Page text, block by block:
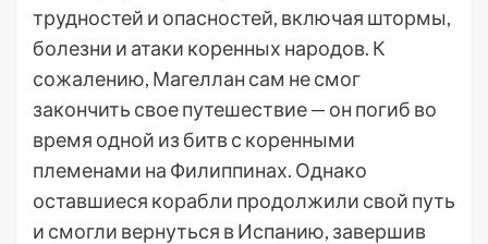
трудностей и опасностей, включая штормы,
болезни и атаки коренных народов. К
сожалению, Магеллан сам не смог
закончить свое путешествие — он погиб во
время одной из битв с коренными
племенами на Филиппинах. Однако
оставшиеся корабли продолжили свой путь
и смогли вернуться в Испанию, завершив